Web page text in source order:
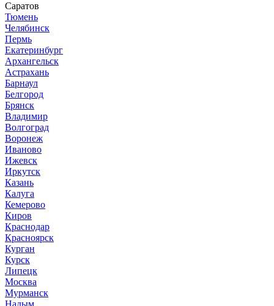
Саратов
Тюмень
Челябинск
Пермь
Екатеринбург
Архангельск
Астрахань
Барнаул
Белгород
Брянск
Владимир
Волгоград
Воронеж
Иваново
Ижевск
Иркутск
Казань
Калуга
Кемерово
Киров
Краснодар
Красноярск
Курган
Курск
Липецк
Москва
Мурманск
Надым